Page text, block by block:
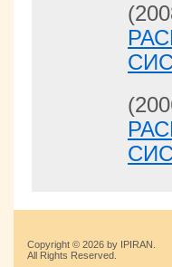
Copyright © 2026 by IPIRAN.
All Rights Reserved.